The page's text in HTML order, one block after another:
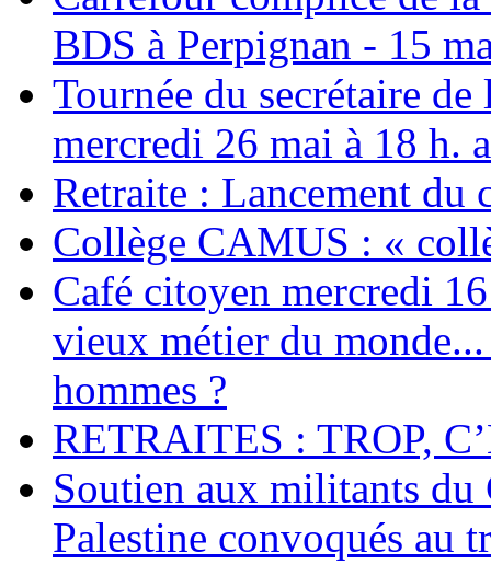
BDS à Perpignan - 15
Tournée du secrétaire
mercredi 26 mai à 18 h.
Retraite : Lancement du
Collège CAMUS : «
Café citoyen mercredi
vieux métier du
hommes ?
RETRAITES : TROP,
Soutien aux militants
Palestine convoqués au